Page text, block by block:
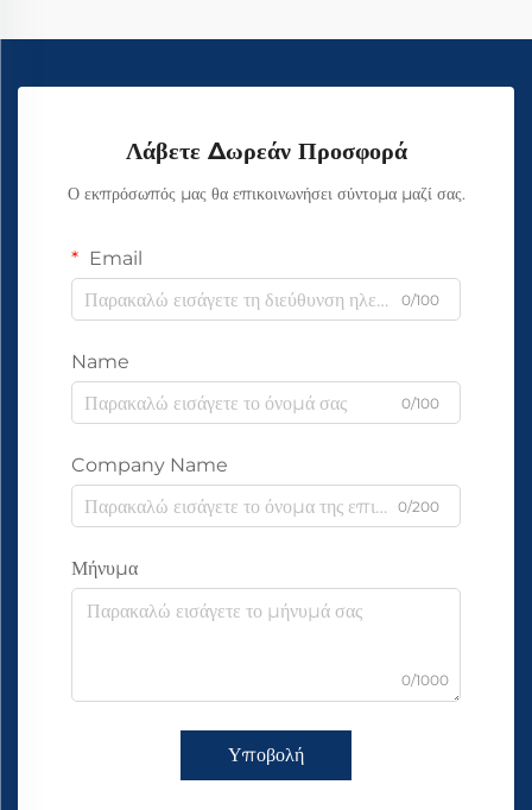
Λάβετε Δωρεάν Προσφορά
Ο εκπρόσωπός μας θα επικοινωνήσει σύντομα μαζί σας.
Email
0/100
Name
0/100
Company Name
0/200
Μήνυμα
0/1000
Υποβολή